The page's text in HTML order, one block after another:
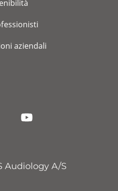
aziendali
Audiology A/S